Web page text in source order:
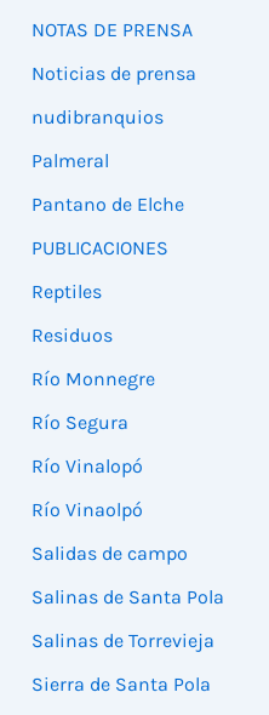
NOTAS DE PRENSA
Noticias de prensa
nudibranquios
Palmeral
Pantano de Elche
PUBLICACIONES
Reptiles
Residuos
Río Monnegre
Río Segura
Río Vinalopó
Río Vinaolpó
Salidas de campo
Salinas de Santa Pola
Salinas de Torrevieja
Sierra de Santa Pola